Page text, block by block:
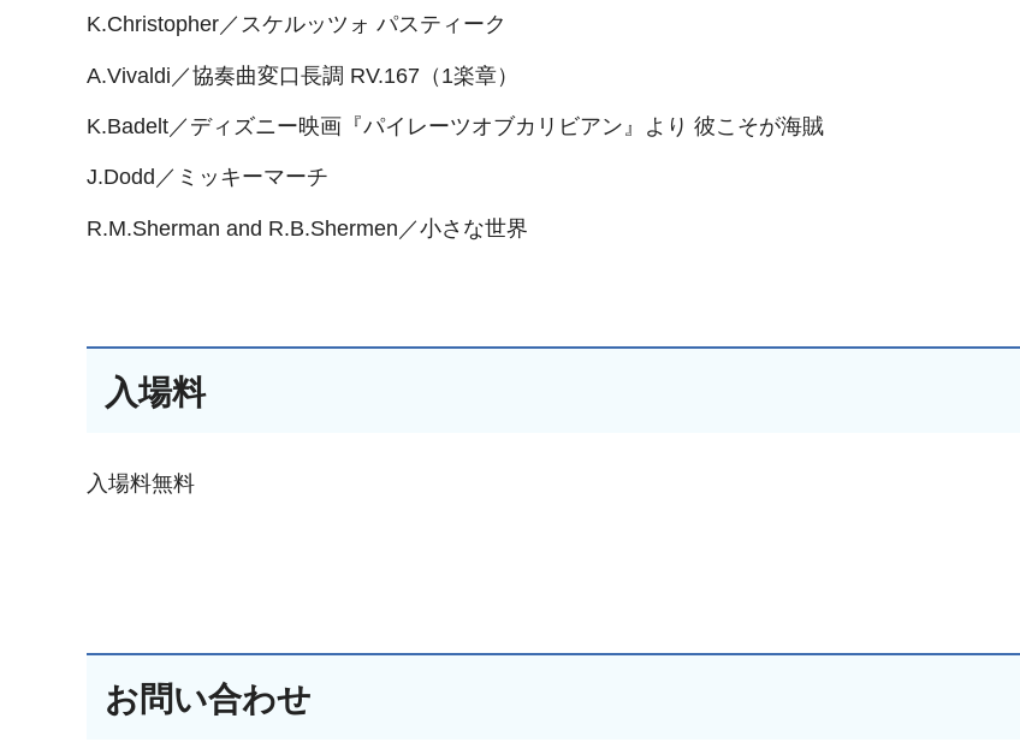
K.Christopher／スケルッツォ パスティーク
A.Vivaldi／協奏曲変口長調 RV.167（1楽章）
K.Badelt／ディズニー映画『パイレーツオブカリビアン』より 彼こそが海賊
J.Dodd／ミッキーマーチ
R.M.Sherman and R.B.Shermen／小さな世界
入場料
入場料無料
お問い合わせ